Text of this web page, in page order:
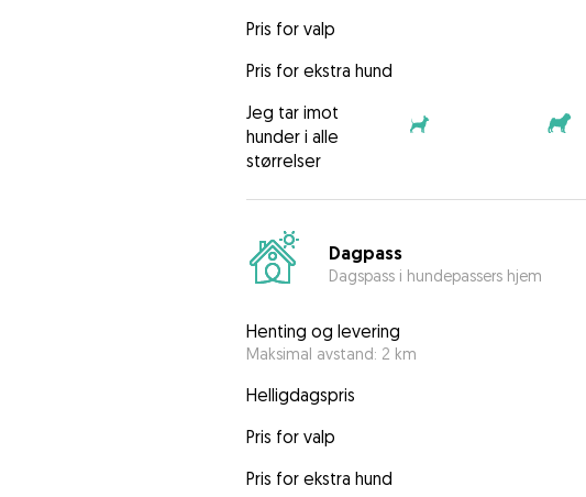
Pris for valp
Pris for ekstra hund
Jeg tar imot
hunder i alle
størrelser
Dagpass
Dagspass i hundepassers hjem
Henting og levering
Maksimal avstand: 2 km
Helligdagspris
Pris for valp
Pris for ekstra hund